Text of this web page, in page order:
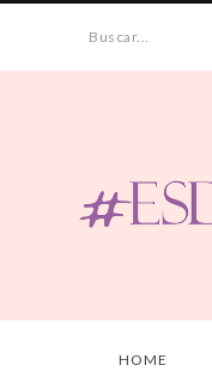
Buscar...
HOME